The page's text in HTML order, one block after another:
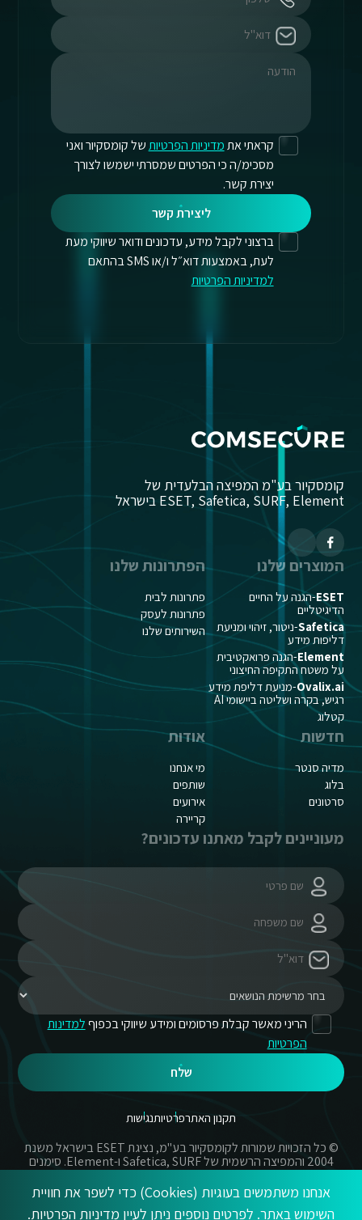
אנחנו משתמשים בעוגיות (Cookies) כדי לשפר את חוויית
השימוש באתר. לפרטים נוספים ניתן לעיין מדיניות הפרטיות.
קראתי אתמדיניות הפרטיותשל קומסקיור ואני
מסכימ/ה כי הפרטים שמסרתי ישמשו לצורך
יצירת קשר.
ליצירת קשר
ברצוני לקבל מידע, עדכונים ודואר שיווקי מעת
לעת, באמצעות דוא״ל ו/או SMS בהתאם
למדיניות הפרטיות
קומסקיור בע"מ המפיצה הבלעדית של
ESET, Safetica, SURF, Element בישראל
המוצרים שלנו
ESET-הגנה על החיים
הדיגיטליים
Safetica-ניטור, זיהוי ומניעת
דליפות מידע
Element-הגנה פרואקטיבית
על משטח התקיפה החיצוני
Ovalix.ai-מניעת דליפת מידע
רגיש, בקרה ושליטה ביישומי AI
קטלוג
הפתרונות שלנו
פתרונות לבית
פתרונות לעסק
השירותים שלנו
חדשות
מדיה סנטר
בלוג
סרטונים
אודות
מי אנחנו
שותפים
אירועים
קריירה
מעוניינים לקבל מאתנו עדכונים?
הריני מאשר קבלת פרסומים ומידע שיווקי בכפוףלמדינות
הפרטיות
שלח
תקנון האתרפרטיותנגישות
© כל הזכויות שמורות לקומסקיור בע"מ, נציגת ESET בישראל משנת
2004 והמפיצה הרשמית של Safetica, SURF ו-Element. סימנים
מסחריים אשר בשימוש באתר זה הינם סימנים מסחריים או מותגים
רשומים של החברות הרשומות.